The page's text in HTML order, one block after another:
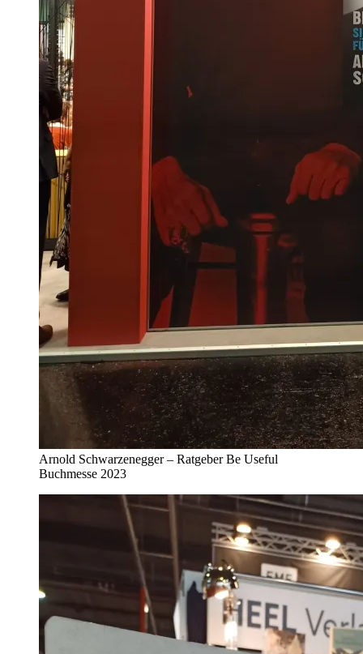
Arnold Schwarzenegger – Ratgeber Be Useful
Buchmesse 2023